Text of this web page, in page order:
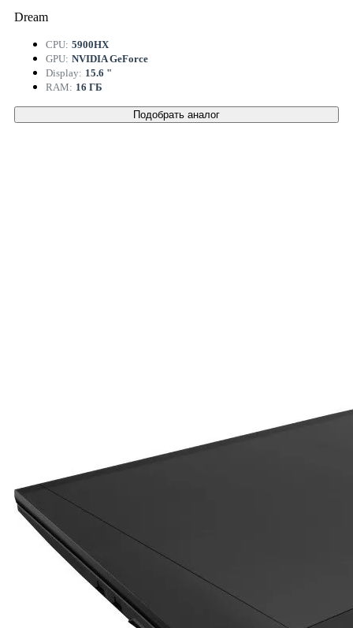
Dream
CPU: 5900HX
GPU: NVIDIA GeForce
Display: 15.6 "
RAM: 16 ГБ
Подобрать аналог